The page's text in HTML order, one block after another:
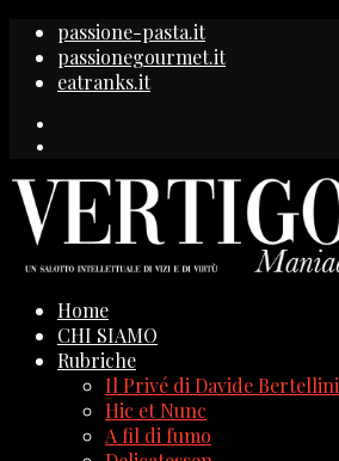
passione-pasta.it
passionegourmet.it
eatranks.it
Home
CHI SIAMO
Rubriche
Il Privé di Davide Bertellini
Hic et Nunc
A fil di fumo